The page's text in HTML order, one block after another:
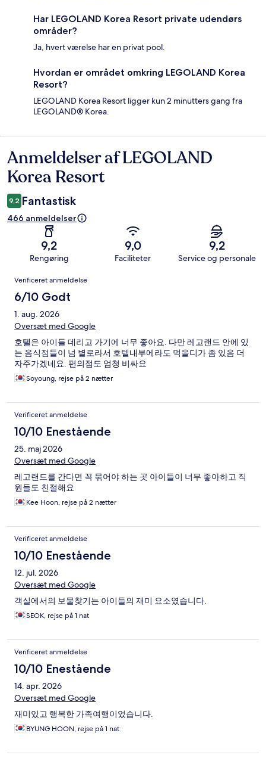
Har LEGOLAND Korea Resort private udendørs
områder?
Ja, hvert værelse har en privat pool.
Hvordan er området omkring LEGOLAND Korea
Resort?
LEGOLAND Korea Resort ligger kun 2 minutters gang fra
LEGOLAND® Korea.
Anmeldelser
Anmeldelser af LEGOLAND
Korea Resort
9,2 Fantastisk
466 anmeldelser
9,2
Rengøring
9,0
Faciliteter
9,2
Service og personale
Anmeldelser
Verificeret anmeldelse
6/10 Godt
1. aug. 2026
Oversæt med Google
호텔은 아이들 데리고 가기에 너무 좋아요. 다만 레고랜드 안에 있
는 음식점들이 넘 별로라서 호텔내부에라도 먹을디가 좀 있음 더
자주가겠네요. 편의점도 엄청 비싸요
Soyoung, rejse på 2 nætter
Verificeret anmeldelse
10/10 Enestående
25. maj 2026
Oversæt med Google
레고랜드를 간다면 꼭 묶어야 하는 곳 아이들이 너무 좋아하고 직
원들도 친절해요
Kee Hoon, rejse på 2 nætter
Verificeret anmeldelse
10/10 Enestående
12. jul. 2026
Oversæt med Google
객실에서의 보물찾기는 아이들의 재미 요소였습니다.
SEOK, rejse på 1 nat
Verificeret anmeldelse
10/10 Enestående
14. apr. 2026
Oversæt med Google
재미있고 행복한 가족여행이었습니다.
BYUNG HOON, rejse på 1 nat